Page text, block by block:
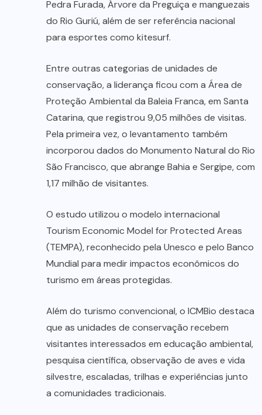
Pedra Furada, Árvore da Preguiça e manguezais
do Rio Guriú, além de ser referência nacional
para esportes como kitesurf.
Entre outras categorias de unidades de
conservação, a liderança ficou com a Área de
Proteção Ambiental da Baleia Franca, em Santa
Catarina, que registrou 9,05 milhões de visitas.
Pela primeira vez, o levantamento também
incorporou dados do Monumento Natural do Rio
São Francisco, que abrange Bahia e Sergipe, com
1,17 milhão de visitantes.
O estudo utilizou o modelo internacional
Tourism Economic Model for Protected Areas
(TEMPA), reconhecido pela Unesco e pelo Banco
Mundial para medir impactos econômicos do
turismo em áreas protegidas.
Além do turismo convencional, o ICMBio destaca
que as unidades de conservação recebem
visitantes interessados em educação ambiental,
pesquisa científica, observação de aves e vida
silvestre, escaladas, trilhas e experiências junto
a comunidades tradicionais.